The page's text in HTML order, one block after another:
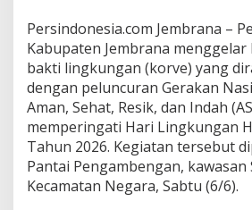
e
l
o
l
a
a
n
S
a
m
p
Persindonesia.com Jembrana –
Kabupaten Jembrana
bakti lingkungan (korve) yang
dengan peluncuran Gerakan
Aman, Sehat, Resik, dan Indah
memperingati Hari Lingkungan
Tahun 2026. Kegiatan tersebut
Pantai Pengambengan, kawasan
Kecamatan Negara, Sabtu (6/6).